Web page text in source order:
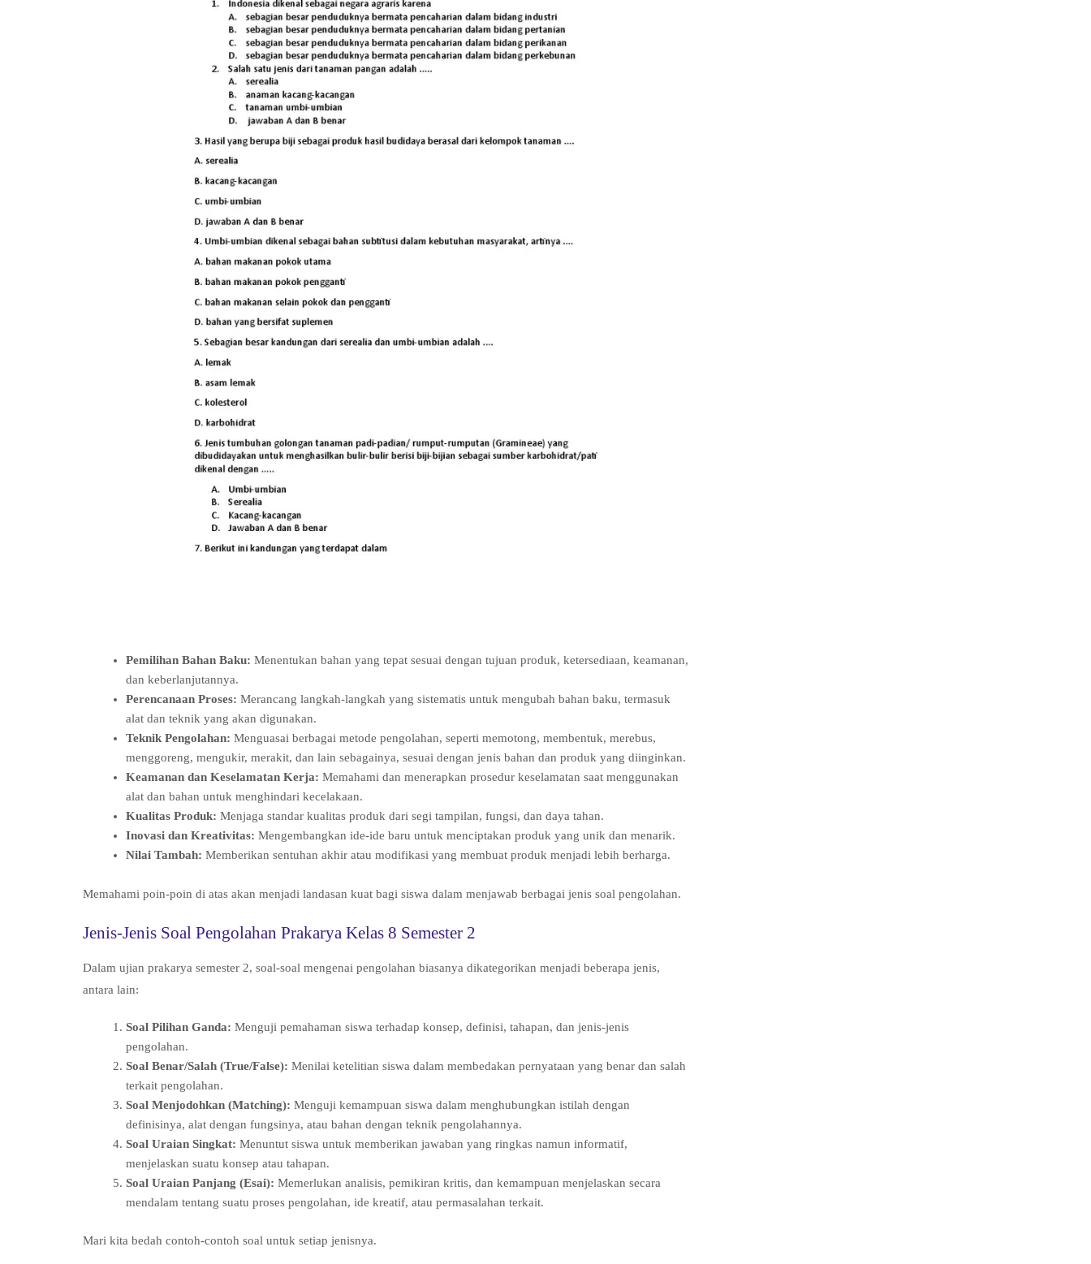
Pemilihan Bahan Baku: Menentukan bahan yang tepat sesuai dengan tujuan produk, ketersediaan, keamanan,
dan keberlanjutannya.
Perencanaan Proses: Merancang langkah-langkah yang sistematis untuk mengubah bahan baku, termasuk
alat dan teknik yang akan digunakan.
Teknik Pengolahan: Menguasai berbagai metode pengolahan, seperti memotong, membentuk, merebus,
menggoreng, mengukir, merakit, dan lain sebagainya, sesuai dengan jenis bahan dan produk yang diinginkan.
Keamanan dan Keselamatan Kerja: Memahami dan menerapkan prosedur keselamatan saat menggunakan
alat dan bahan untuk menghindari kecelakaan.
Kualitas Produk: Menjaga standar kualitas produk dari segi tampilan, fungsi, dan daya tahan.
Inovasi dan Kreativitas: Mengembangkan ide-ide baru untuk menciptakan produk yang unik dan menarik.
Nilai Tambah: Memberikan sentuhan akhir atau modifikasi yang membuat produk menjadi lebih berharga.
Memahami poin-poin di atas akan menjadi landasan kuat bagi siswa dalam menjawab berbagai jenis soal pengolahan.
Jenis-Jenis Soal Pengolahan Prakarya Kelas 8 Semester 2
Dalam ujian prakarya semester 2, soal-soal mengenai pengolahan biasanya dikategorikan menjadi beberapa jenis,
antara lain:
Soal Pilihan Ganda: Menguji pemahaman siswa terhadap konsep, definisi, tahapan, dan jenis-jenis
pengolahan.
Soal Benar/Salah (True/False): Menilai ketelitian siswa dalam membedakan pernyataan yang benar dan salah
terkait pengolahan.
Soal Menjodohkan (Matching): Menguji kemampuan siswa dalam menghubungkan istilah dengan
definisinya, alat dengan fungsinya, atau bahan dengan teknik pengolahannya.
Soal Uraian Singkat: Menuntut siswa untuk memberikan jawaban yang ringkas namun informatif,
menjelaskan suatu konsep atau tahapan.
Soal Uraian Panjang (Esai): Memerlukan analisis, pemikiran kritis, dan kemampuan menjelaskan secara
mendalam tentang suatu proses pengolahan, ide kreatif, atau permasalahan terkait.
Mari kita bedah contoh-contoh soal untuk setiap jenisnya.